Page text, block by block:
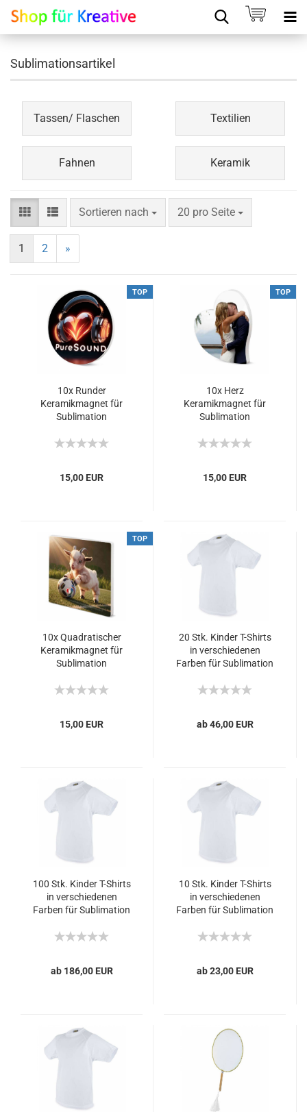
Sublimationsartikel
Tassen/ Flaschen Textilien
Fahnen Keramik
Sortieren nach 20 pro Seite
1 2 »
TOP
10x Runder
Keramikmagnet für
Sublimation
15,00 EUR
TOP
10x Herz
Keramikmagnet für
Sublimation
15,00 EUR
TOP
10x Quadratischer
Keramikmagnet für
Sublimation
15,00 EUR
20 Stk. Kinder T-Shirts
in verschiedenen
Farben für Sublimation
ab 46,00 EUR
100 Stk. Kinder T-Shirts
in verschiedenen
Farben für Sublimation
ab 186,00 EUR
10 Stk. Kinder T-Shirts
in verschiedenen
Farben für Sublimation
ab 23,00 EUR